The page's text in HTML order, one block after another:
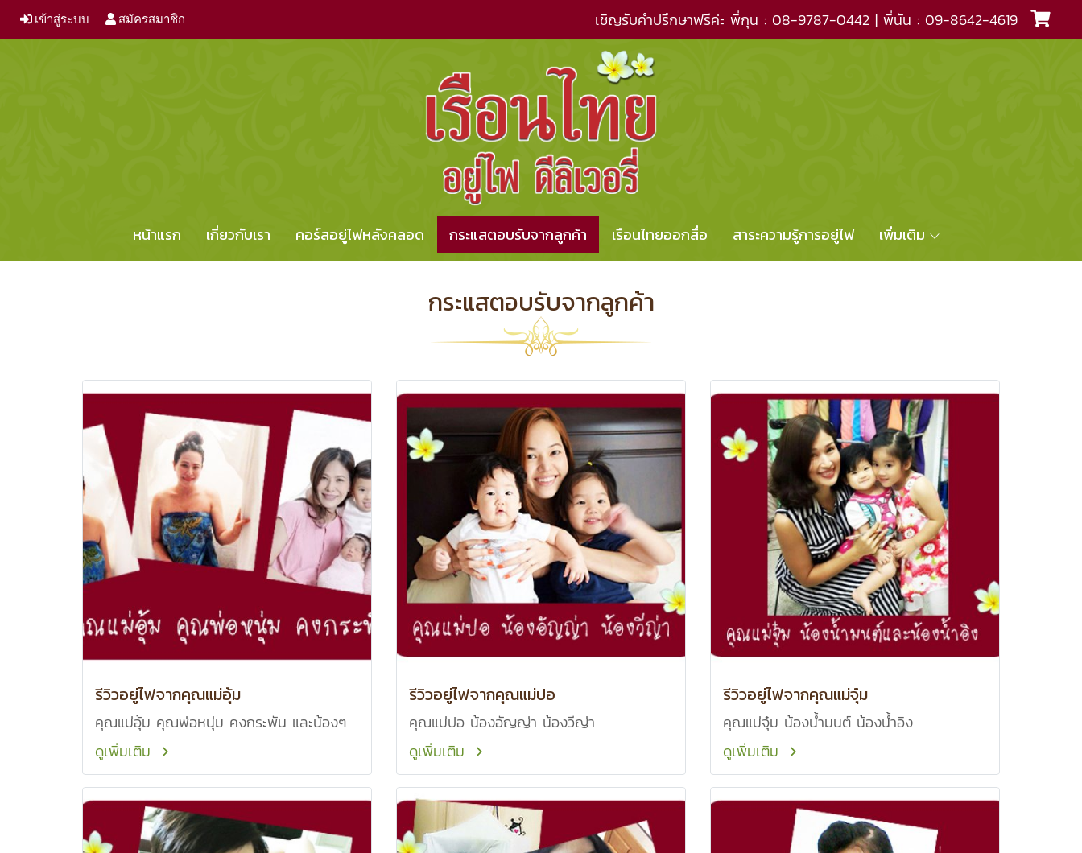
เข้าสู่ระบบ สมัครสมาชิก เชิญรับคำปรึกษาฟรีค่ะ พี่กุน : 08-9787-0442 | พี่นัน : 09-8642-4619
หน้าแรก เกี่ยวกับเรา คอร์สอยู่ไฟหลังคลอด กระแสตอบรับจากลูกค้า เรือนไทยออกสื่อ สาระความรู้การอยู่ไฟ เพิ่มเติม
กระแสตอบรับจากลูกค้า
รีวิวอยู่ไฟจากคุณแม่อุ้ม
คุณแม่อุ้ม คุณพ่อหนุ่ม คงกระพัน และน้องๆ
ดูเพิ่มเติม
รีวิวอยู่ไฟจากคุณแม่ปอ
คุณแม่ปอ น้องอัญญ่า น้องวีญ่า
ดูเพิ่มเติม
รีวิวอยู่ไฟจากคุณแม่จุ๋ม
คุณแม่จุ๋ม น้องน้ำมนต์ น้องน้ำอิง
ดูเพิ่มเติม